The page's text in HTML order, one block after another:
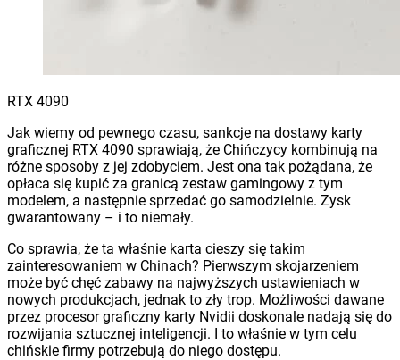
RTX 4090
Jak wiemy od pewnego czasu, sankcje na dostawy karty
graficznej RTX 4090 sprawiają, że Chińczycy kombinują na
różne sposoby z jej zdobyciem. Jest ona tak pożądana, że
opłaca się kupić za granicą zestaw gamingowy z tym
modelem, a następnie sprzedać go samodzielnie. Zysk
gwarantowany – i to niemały.
Co sprawia, że ta właśnie karta cieszy się takim
zainteresowaniem w Chinach? Pierwszym skojarzeniem
może być chęć zabawy na najwyższych ustawieniach w
nowych produkcjach, jednak to zły trop. Możliwości dawane
przez procesor graficzny karty Nvidii doskonale nadają się do
rozwijania sztucznej inteligencji. I to właśnie w tym celu
chińskie firmy potrzebują do niego dostępu.